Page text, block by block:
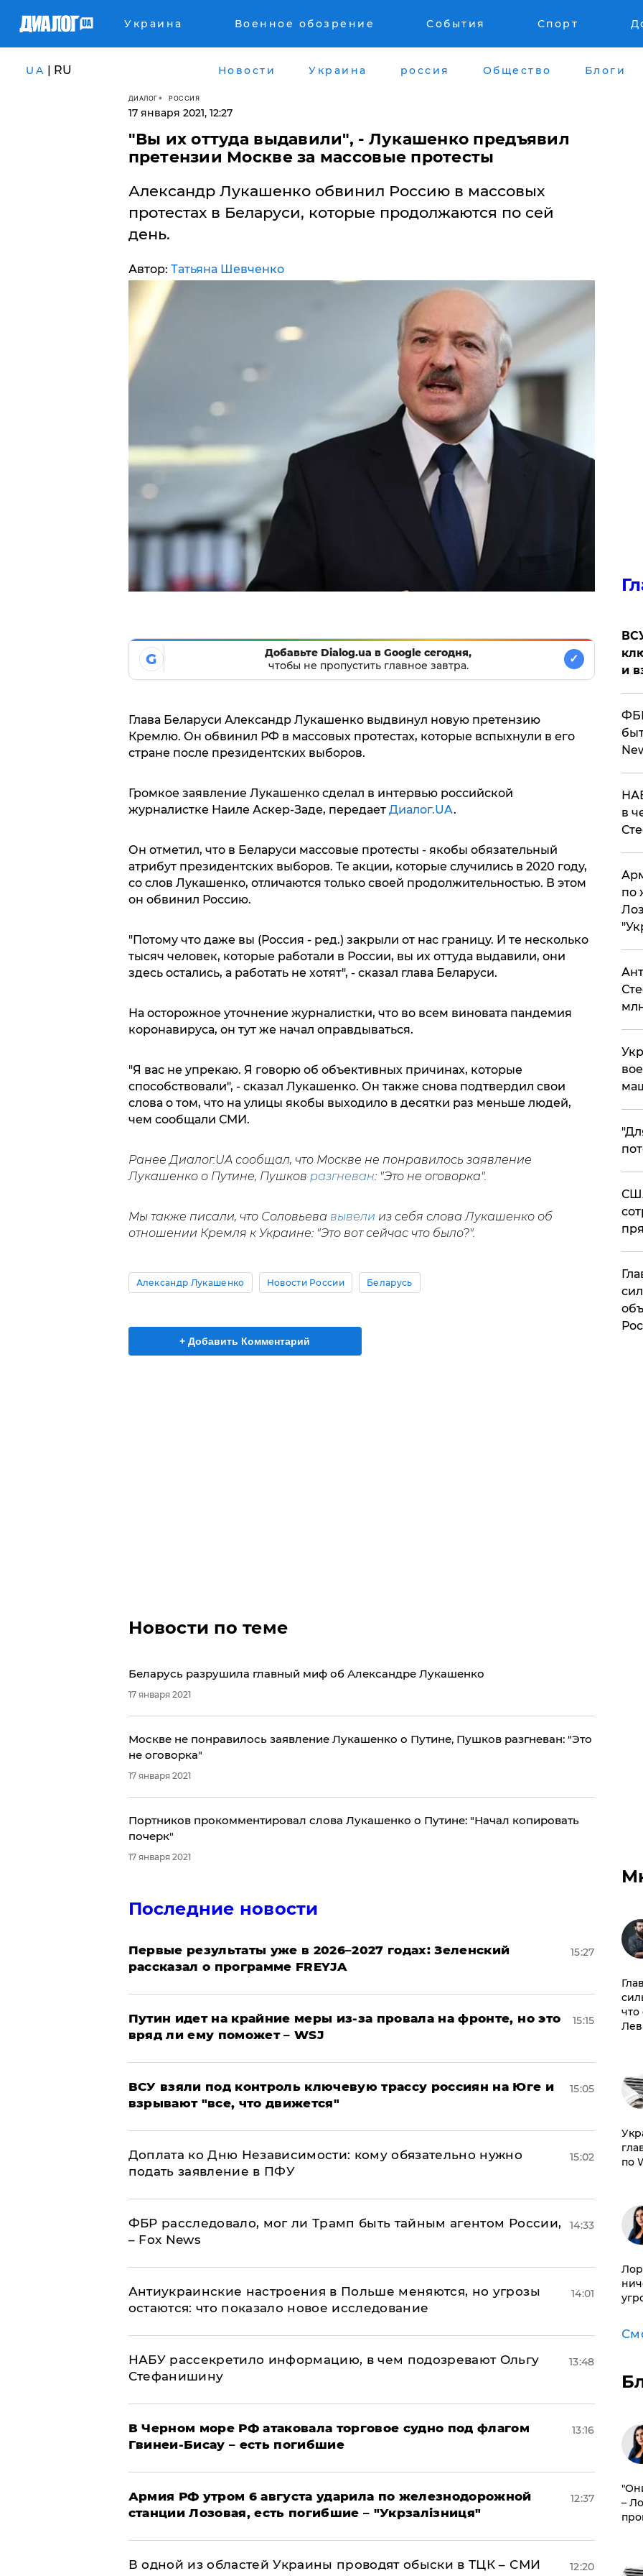
Украина Военное обозрение События Спорт
UA | RU Новости Украина россия Общество Блоги
ДИАЛОГ РОССИЯ
17 января 2021, 12:27
"Вы их оттуда выдавили", - Лукашенко предъявил
претензии Москве за массовые протесты
Александр Лукашенко обвинил Россию в массовых
протестах в Беларуси, которые продолжаются по сей
день.
Автор: Татьяна Шевченко
G
Добавьте Dialog.ua в Google сегодня,
чтобы не пропустить главное завтра.
✓
Глава Беларуси Александр Лукашенко выдвинул новую претензию
Кремлю. Он обвинил РФ в массовых протестах, которые вспыхнули в его
стране после президентских выборов.
Громкое заявление Лукашенко сделал в интервью российской
журналистке Наиле Аскер-Заде, передает Диалог.UA.
Он отметил, что в Беларуси массовые протесты - якобы обязательный
атрибут президентских выборов. Те акции, которые случились в 2020 году,
со слов Лукашенко, отличаются только своей продолжительностью. В этом
он обвинил Россию.
"Потому что даже вы (Россия - ред.) закрыли от нас границу. И те несколько
тысяч человек, которые работали в России, вы их оттуда выдавили, они
здесь остались, а работать не хотят", - сказал глава Беларуси.
На осторожное уточнение журналистки, что во всем виновата пандемия
коронавируса, он тут же начал оправдываться.
"Я вас не упрекаю. Я говорю об объективных причинах, которые
способствовали", - сказал Лукашенко. Он также снова подтвердил свои
слова о том, что на улицы якобы выходило в десятки раз меньше людей,
чем сообщали СМИ.
Ранее Диалог.UA сообщал, что Москве не понравилось заявление
Лукашенко о Путине, Пушков разгневан: "Это не оговорка".
Мы также писали, что Соловьева вывели из себя слова Лукашенко об
отношении Кремля к Украине: "Это вот сейчас что было?".
Александр Лукашенко Новости России Беларусь
+ Добавить Комментарий
Новости по теме
Беларусь разрушила главный миф об Александре Лукашенко
17 января 2021
Москве не понравилось заявление Лукашенко о Путине, Пушков разгневан: "Это
не оговорка"
17 января 2021
​Портников прокомментировал слова Лукашенко о Путине: "Начал копировать
почерк"
17 января 2021
Последние новости
Первые результаты уже в 2026–2027 годах: Зеленский
рассказал о программе FREYJA
15:27
Путин идет на крайние меры из-за провала на фронте, но это
вряд ли ему поможет – WSJ
15:15
ВСУ взяли под контроль ключевую трассу россиян на Юге и
взрывают "все, что движется"
15:05
Доплата ко Дню Независимости: кому обязательно нужно
подать заявление в ПФУ
15:02
ФБР расследовало, мог ли Трамп быть тайным агентом России,
– Fox News
14:33
Антиукраинские настроения в Польше меняются, но угрозы
остаются: что показало новое исследование
14:01
НАБУ рассекретило информацию, в чем подозревают Ольгу
Стефанишину
13:48
В Черном море РФ атаковала торговое судно под флагом
Гвинеи-Бисау – есть погибшие
13:16
Армия РФ утром 6 августа ударила по железнодорожной
станции Лозовая, есть погибшие – "Укрзалізниця"
12:37
В одной из областей Украины проводят обыски в ТЦК – СМИ 12:20
и
в
по
что
по
–